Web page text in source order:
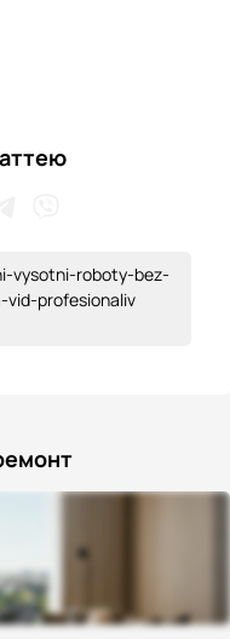
vysotni-roboty-bez-
vid-profesionaliv